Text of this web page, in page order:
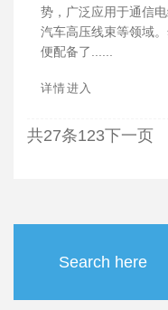
势，广泛应用于通信
汽车高压线束等领域
便配备了......
详情进入
共27条123下一页